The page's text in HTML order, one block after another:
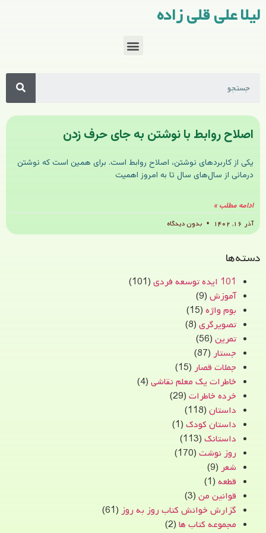
لیلا علی قلی زاده
اصلاح روابط با نوشتن به جای حرف زدن
یکی از کاربردهای نوشتن، اصلاح روابط است. برای همین است که نوشتن
درمانی از سال‌های سال تا به امروز اهمیت
ادامه مطلب »
آذر ۱۶, ۱۴۰۲
بدون دیدگاه
دسته‌ها
101 ایده توسعه فردی
(101)
آموزش (9)
بوم واژه (15)
تصویرگری (8)
تمرین (56)
جستار (87)
جملات قصار (15)
خاطرات یک معلم نقاشی (4)
خرده خاطرات (29)
داستان (118)
داستان کودک (1)
داستانک (113)
روز نوشت (170)
شعر (9)
قطعه (1)
قوانین من (3)
گزارش خوانش کتاب روز به روز (61)
مجموعه کتاب ها (2)